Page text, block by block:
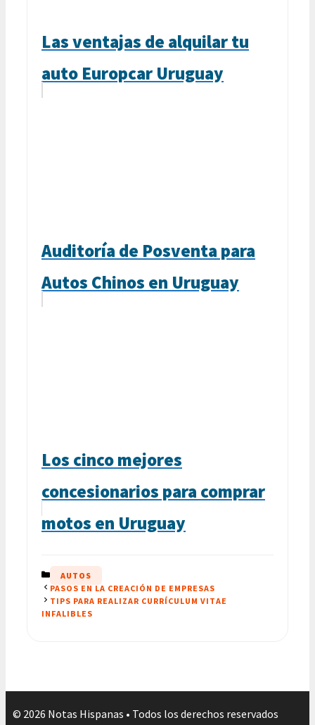
Las ventajas de alquilar tu
auto Europcar Uruguay
Auditoría de Posventa para
Autos Chinos en Uruguay
Los cinco mejores
concesionarios para comprar
motos en Uruguay
CATEGORÍAS
AUTOS
PASOS EN LA CREACIÓN DE EMPRESAS
TIPS PARA REALIZAR CURRÍCULUM VITAE
INFALIBLES
© 2026 Notas Hispanas • Todos los derechos reservados